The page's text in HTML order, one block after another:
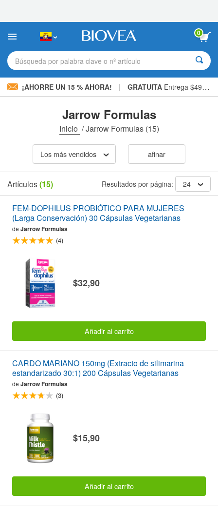
sitio
incluye
sistema
de
0
Búsqueda por palabra clave o nº artículo
¡AHORRE UN 15 % AHORA! | GRATUITA Entrega $49,00 »
Jarrow Formulas
Inicio /Jarrow Formulas(15)
Los más vendidos afinar
Artículos(15) Resultados por página: 24
FEM-DOPHILUS PROBIÓTICO PARA MUJERES
(Larga Conservación) 30 Cápsulas Vegetarianas
de Jarrow Formulas
(4)
$32,90
Añadir al carrito
CARDO MARIANO 150mg (Extracto de silimarina
estandarizado 30:1) 200 Cápsulas Vegetarianas
de Jarrow Formulas
(3)
$15,90
Añadir al carrito